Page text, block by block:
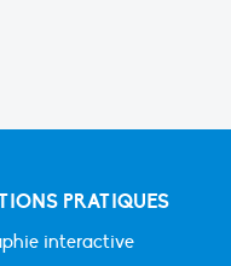
PRATIQUES
interactive